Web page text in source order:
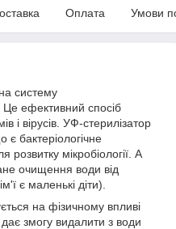
Оплата Умови
систему
ефективний спосіб
і вірусів. УФ-стерилізатор
є бактеріологічне
мікробіології. А
очищення води від
є маленькі діти).
на фізичному впливі
змогу видалити з води